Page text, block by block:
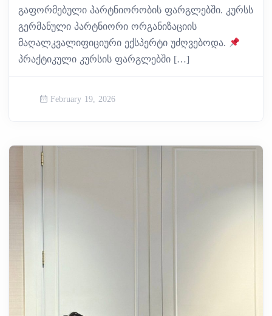
გაფორმებული პარტნიორობის ფარგლებში. კურსს
გერმანული პარტნიორი ორგანიზაციის
მაღალკვალიფიციური ექსპერტი უძღვებოდა.
პრაქტიკული კურსის ფარგლებში […]
February 19, 2026